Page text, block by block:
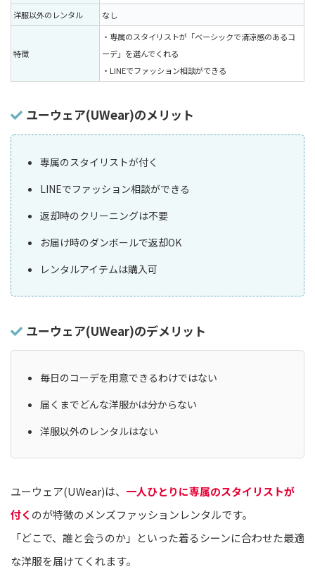
洋服以外のレンタル
なし
特徴
・専属のスタイリストが「ベーシックで清涼感のあるコ
ーデ」を選んでくれる
・LINEでファッション相談ができる
ユーウェア(UWear)のメリット
専属のスタイリストが付く
LINEでファッション相談ができる
返却時のクリーニングは不要
お届け時のダンボールで返却OK
レンタルアイテムは購入可
ユーウェア(UWear)のデメリット
毎日のコーデを用意できるわけではない
届くまでどんな洋服かは分からない
洋服以外のレンタルはない
ユーウェア(UWear)は、 一人ひとりに専属のスタイリストが
付く のが特徴のメンズファッションレンタルです。
「どこで、誰と会うのか」といった着るシーンに合わせた最適
な洋服を届けてくれます。